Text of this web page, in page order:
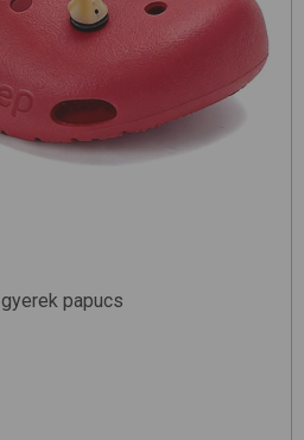
gyerek papucs